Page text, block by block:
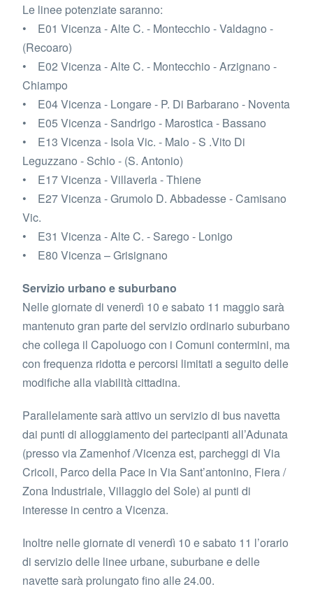
Le linee potenziate saranno:
• E01 Vicenza - Alte C. - Montecchio - Valdagno -
(Recoaro)
• E02 Vicenza - Alte C. - Montecchio - Arzignano -
Chiampo
• E04 Vicenza - Longare - P. Di Barbarano - Noventa
• E05 Vicenza - Sandrigo - Marostica - Bassano
• E13 Vicenza - Isola Vic. - Malo - S .Vito Di
Leguzzano - Schio - (S. Antonio)
• E17 Vicenza - Villaverla - Thiene
• E27 Vicenza - Grumolo D. Abbadesse - Camisano
Vic.
• E31 Vicenza - Alte C. - Sarego - Lonigo
• E80 Vicenza – Grisignano
Servizio urbano e suburbano
Nelle giornate di venerdì 10 e sabato 11 maggio sarà
mantenuto gran parte del servizio ordinario suburbano
che collega il Capoluogo con i Comuni contermini, ma
con frequenza ridotta e percorsi limitati a seguito delle
modifiche alla viabilità cittadina.
Parallelamente sarà attivo un servizio di bus navetta
dai punti di alloggiamento dei partecipanti all’Adunata
(presso via Zamenhof /Vicenza est, parcheggi di Via
Cricoli, Parco della Pace in Via Sant’antonino, Fiera /
Zona Industriale, Villaggio del Sole) ai punti di
interesse in centro a Vicenza.
Inoltre nelle giornate di venerdì 10 e sabato 11 l’orario
di servizio delle linee urbane, suburbane e delle
navette sarà prolungato fino alle 24.00.